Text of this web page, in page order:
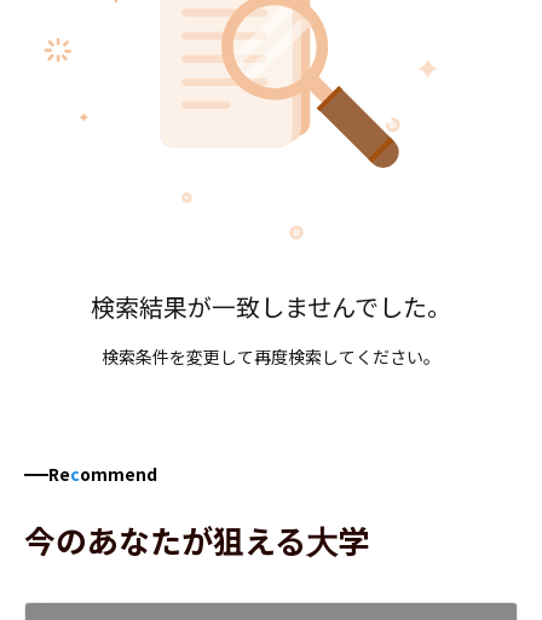
検索結果が一致しませんでした。
検索条件を変更して再度検索してください。
Recommend
今のあなたが狙える大学